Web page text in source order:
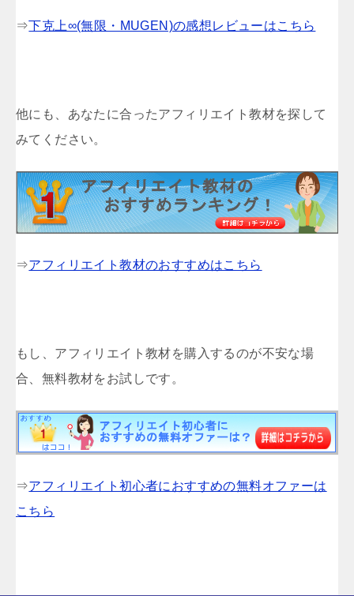
⇒下克上∞(無限・MUGEN)の感想レビューはこちら
他にも、あなたに合ったアフィリエイト教材を探して
みてください。
⇒アフィリエイト教材のおすすめはこちら
もし、アフィリエイト教材を購入するのが不安な場
合、無料教材をお試しです。
⇒アフィリエイト初心者におすすめの無料オファーは
こちら